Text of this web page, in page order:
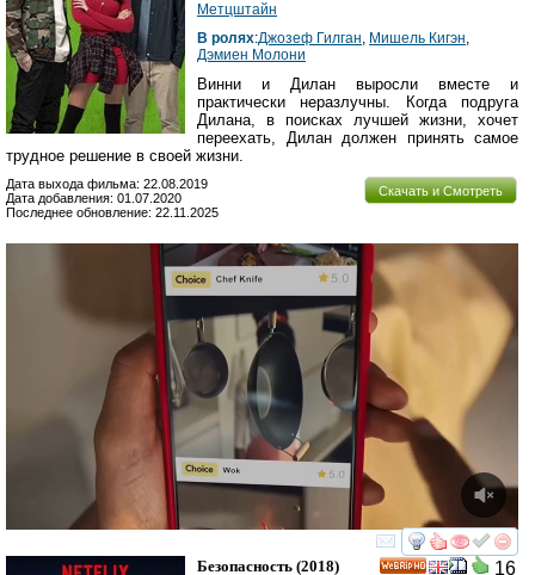
Метцштайн
В ролях:Джозеф Гилган Мишель Кигэн
Дэмиен Молони
Винни и Дилан выросли вместе и
практически неразлучны. Когда подруга
Дилана, в поисках лучшей жизни, хочет
переехать, Дилан должен принять самое
трудное решение в своей жизни.
Скачать и Смотреть
Дата выхода фильма: 22.08.2019
Дата добавления: 01.07.2020
Последнее обновление: 22.11.2025
смотреть
16
Безопасность (2018)